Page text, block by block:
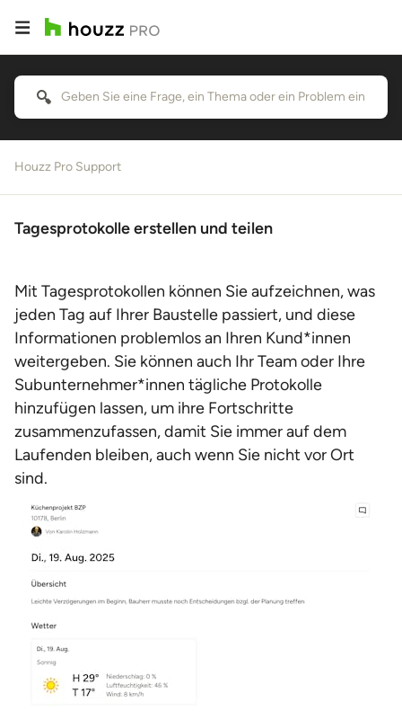
Houzz Pro Support
Tagesprotokolle erstellen und teilen
Mit Tagesprotokollen können Sie aufzeichnen, was
jeden Tag auf Ihrer Baustelle passiert, und diese
Informationen problemlos an Ihren Kund*innen
weitergeben. Sie können auch Ihr Team oder Ihre
Subunternehmer*innen tägliche Protokolle
hinzufügen lassen, um ihre Fortschritte
zusammenzufassen, damit Sie immer auf dem
Laufenden bleiben, auch wenn Sie nicht vor Ort
sind.